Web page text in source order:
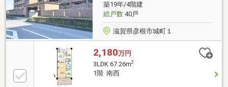
築19年/4階建
総戸数40戸
滋賀県彦根市城町１
2,180万円
3LDK 67.26m2
1階 南西